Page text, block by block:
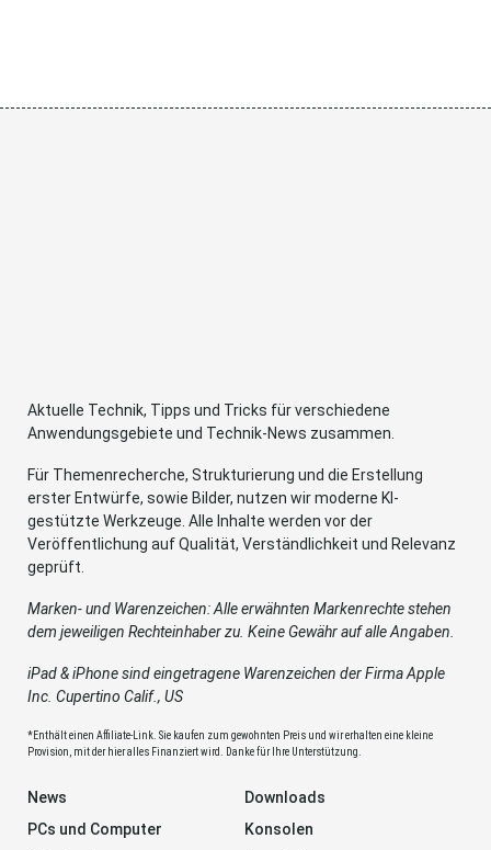
Aktuelle Technik, Tipps und Tricks für verschiedene
Anwendungsgebiete und Technik-News zusammen.
Für Themenrecherche, Strukturierung und die Erstellung
erster Entwürfe, sowie Bilder, nutzen wir moderne KI-
gestützte Werkzeuge. Alle Inhalte werden vor der
Veröffentlichung auf Qualität, Verständlichkeit und Relevanz
geprüft.
Marken- und Warenzeichen: Alle erwähnten Markenrechte stehen
dem jeweiligen Rechteinhaber zu. Keine Gewähr auf alle Angaben.
iPad & iPhone sind eingetragene Warenzeichen der Firma Apple
Inc. Cupertino Calif., US
*Enthält einen Affiliate-Link. Sie kaufen zum gewohnten Preis und wir erhalten eine kleine
Provision, mit der hier alles Finanziert wird. Danke für Ihre Unterstützung.
News
Downloads
PCs und Computer
Konsolen